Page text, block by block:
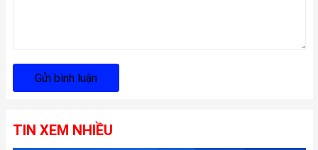
Gửi bình luận
TIN XEM NHIỀU